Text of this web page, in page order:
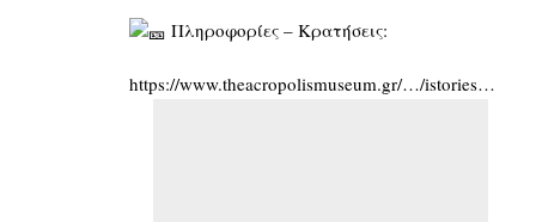
Πληροφορίες – Κρατήσεις:
https://www.theacropolismuseum.gr/…/istories…